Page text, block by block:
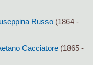
Russo (1864 -
Cacciatore (1865 -